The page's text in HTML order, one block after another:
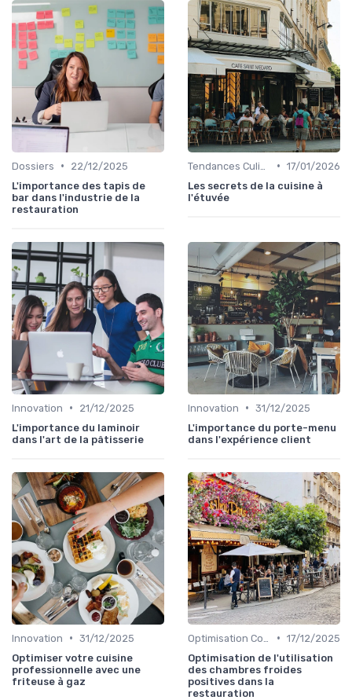
Dossiers •
22/12/2025
L'importance des tapis de
bar dans l'industrie de la
restauration
• 17/01/2026
Les secrets de la cuisine à
l'étuvée
Innovation •
21/12/2025
L'importance du laminoir
dans l'art de la pâtisserie
Innovation • 31/12/2025
L'importance du porte-menu
dans l'expérience client
Innovation • 31/12/2025
Optimiser votre cuisine
professionnelle avec une
friteuse à gaz
• 17/12/2025
Optimisation de l'utilisation
des chambres froides
positives dans la
restauration